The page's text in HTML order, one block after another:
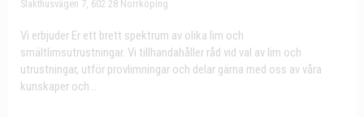
Slakthusvägen 7, 602 28 Norrköping
Vi erbjuder Er ett brett spektrum av olika lim och
smältlimsutrustningar. Vi tillhandahåller råd vid val av lim och
utrustningar, utför provlimningar och delar gärna med oss av våra
kunskaper och...